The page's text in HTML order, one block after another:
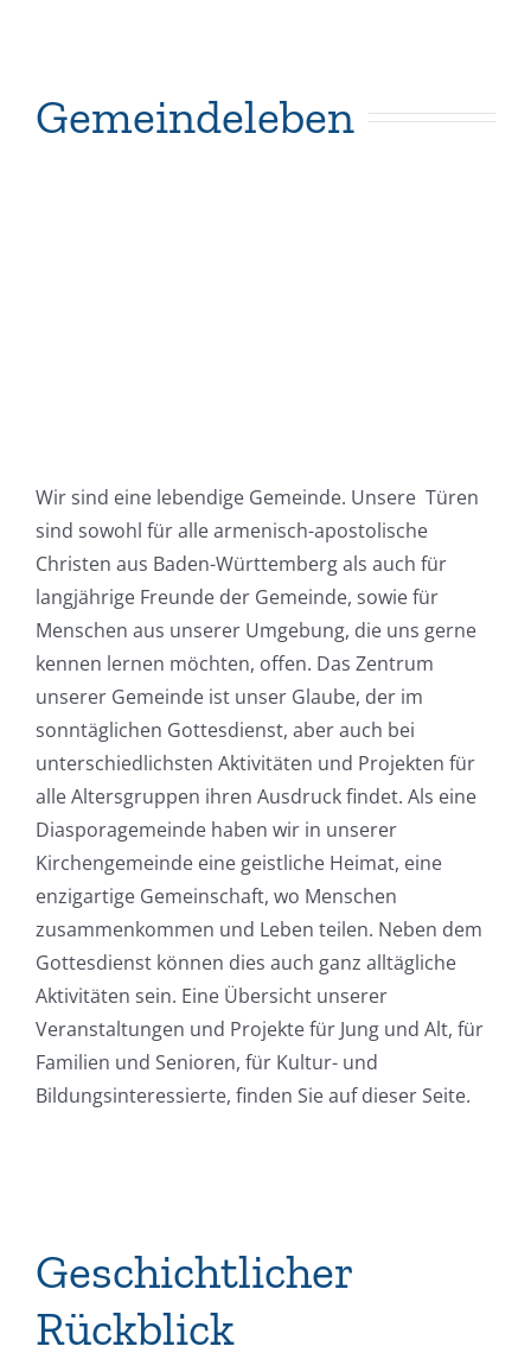
Gemeindeleben
Wir sind eine lebendige Gemeinde. Unsere Türen
sind sowohl für alle armenisch-apostolische
Christen aus Baden-Württemberg als auch für
langjährige Freunde der Gemeinde, sowie für
Menschen aus unserer Umgebung, die uns gerne
kennen lernen möchten, offen. Das Zentrum
unserer Gemeinde ist unser Glaube, der im
sonntäglichen Gottesdienst, aber auch bei
unterschiedlichsten Aktivitäten und Projekten für
alle Altersgruppen ihren Ausdruck findet. Als eine
Diasporagemeinde haben wir in unserer
Kirchengemeinde eine geistliche Heimat, eine
enzigartige Gemeinschaft, wo Menschen
zusammenkommen und Leben teilen. Neben dem
Gottesdienst können dies auch ganz alltägliche
Aktivitäten sein. Eine Übersicht unserer
Veranstaltungen und Projekte für Jung und Alt, für
Familien und Senioren, für Kultur- und
Bildungsinteressierte, finden Sie auf dieser Seite.
Geschichtlicher
Rückblick